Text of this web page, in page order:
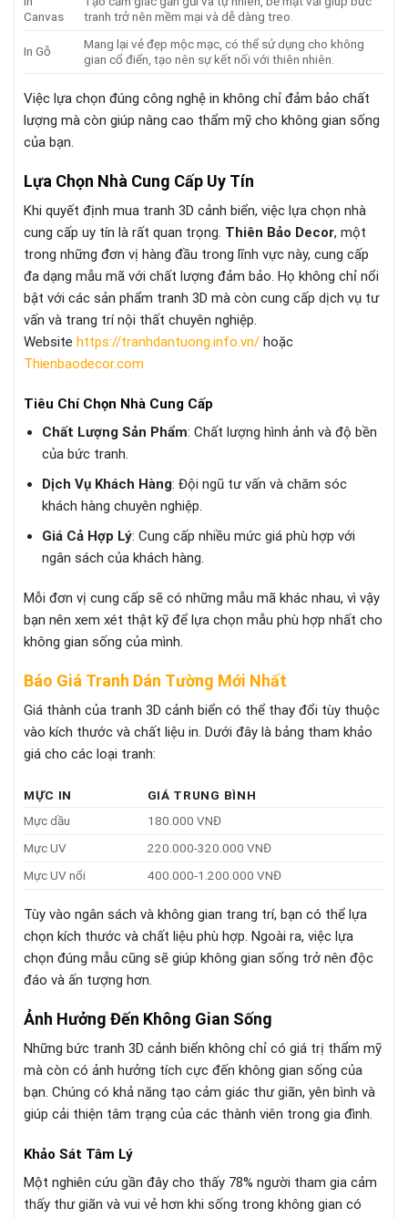
Canvas
tranh trở nên mềm mại và dễ dàng treo.
In Gỗ
Mang lại vẻ đẹp mộc mạc, có thể sử dụng cho không
gian cổ điển, tạo nên sự kết nối với thiên nhiên.
Việc lựa chọn đúng công nghệ in không chỉ đảm bảo chất
lượng mà còn giúp nâng cao thẩm mỹ cho không gian sống
của bạn.
Lựa Chọn Nhà Cung Cấp Uy Tín
Khi quyết định mua tranh 3D cảnh biển, việc lựa chọn nhà
cung cấp uy tín là rất quan trọng. Thiên Bảo Decor, một
trong những đơn vị hàng đầu trong lĩnh vực này, cung cấp
đa dạng mẫu mã với chất lượng đảm bảo. Họ không chỉ nổi
bật với các sản phẩm tranh 3D mà còn cung cấp dịch vụ tư
vấn và trang trí nội thất chuyên nghiệp.
Website https://tranhdantuong.info.vn/ hoặc
Thienbaodecor.com
Tiêu Chí Chọn Nhà Cung Cấp
Chất Lượng Sản Phẩm: Chất lượng hình ảnh và độ bền
của bức tranh.
Dịch Vụ Khách Hàng: Đội ngũ tư vấn và chăm sóc
khách hàng chuyên nghiệp.
Giá Cả Hợp Lý: Cung cấp nhiều mức giá phù hợp với
ngân sách của khách hàng.
Mỗi đơn vị cung cấp sẽ có những mẫu mã khác nhau, vì vậy
bạn nên xem xét thật kỹ để lựa chọn mẫu phù hợp nhất cho
không gian sống của mình.
Báo Giá Tranh Dán Tường Mới Nhất
Giá thành của tranh 3D cảnh biển có thể thay đổi tùy thuộc
vào kích thước và chất liệu in. Dưới đây là bảng tham khảo
giá cho các loại tranh:
MỰC IN
GIÁ TRUNG BÌNH
Mực dầu
180.000 VNĐ
Mực UV
220.000-320.000 VNĐ
Mực UV nổi
400.000-1.200.000 VNĐ
Tùy vào ngân sách và không gian trang trí, bạn có thể lựa
chọn kích thước và chất liệu phù hợp. Ngoài ra, việc lựa
chọn đúng mẫu cũng sẽ giúp không gian sống trở nên độc
đáo và ấn tượng hơn.
Ảnh Hưởng Đến Không Gian Sống
Những bức tranh 3D cảnh biển không chỉ có giá trị thẩm mỹ
mà còn có ảnh hưởng tích cực đến không gian sống của
bạn. Chúng có khả năng tạo cảm giác thư giãn, yên bình và
giúp cải thiện tâm trạng của các thành viên trong gia đình.
Khảo Sát Tâm Lý
Một nghiên cứu gần đây cho thấy 78% người tham gia cảm
thấy thư giãn và vui vẻ hơn khi sống trong không gian có